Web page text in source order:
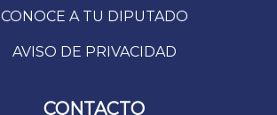
CONOCE A TU DIPUTADO
AVISO DE PRIVACIDAD
CONTACTO